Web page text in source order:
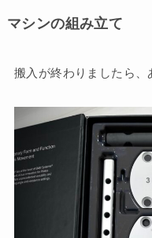
マシンの組み立て
搬入が終わりましたら、